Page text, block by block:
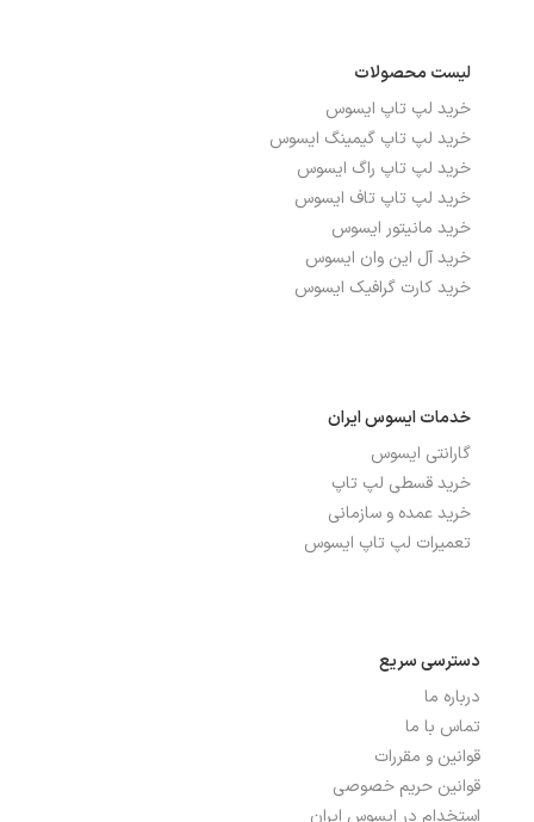
بدنه، طراحی و اقلام همراه
63.9x53.9x21.3 سانتی متر
طبقه‌بندی کاربری عمومی, مالتی‌مدیا, مخصوص بازی
سایر مشخصات
قابلیت های دیگر
لیست محصولات
خرید لپ تاپ ایسوس
خرید لپ تاپ گیمینگ ایسوس
خرید لپ تاپ راگ ایسوس
خرید لپ تاپ تاف ایسوس
خرید مانیتور ایسوس
خرید آل این وان ایسوس
خرید کارت گرافیک ایسوس
خدمات ایسوس ایران
گارانتی ایسوس
خرید قسطی لپ تاپ
خرید عمده و سازمانی
تعمیرات لپ تاپ ایسوس
دسترسی سریع
درباره ما
تماس با ما
قوانین و مقررات
قوانین حریم خصوصی